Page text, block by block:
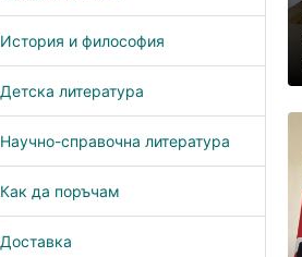
История и философия
Детска литература
Научно-справочна литература
Как да поръчам
Доставка